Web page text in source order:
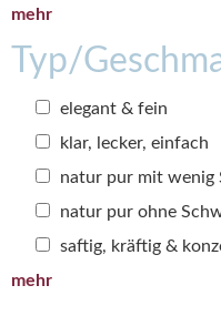
mehr
Typ/
elegant & fein
klar, lecker, einfach
natur pur mit wenig
natur pur ohne
saftig, kräftig &
mehr